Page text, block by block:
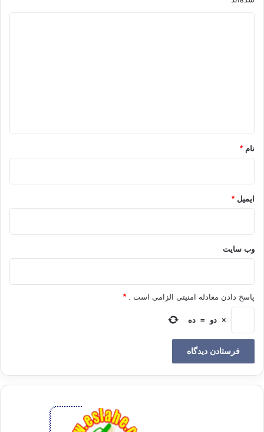
نام *
ایمیل *
وب‌ سایت
پاسخ دادن معادله امنیتی الزامی است . *
× دو = ده